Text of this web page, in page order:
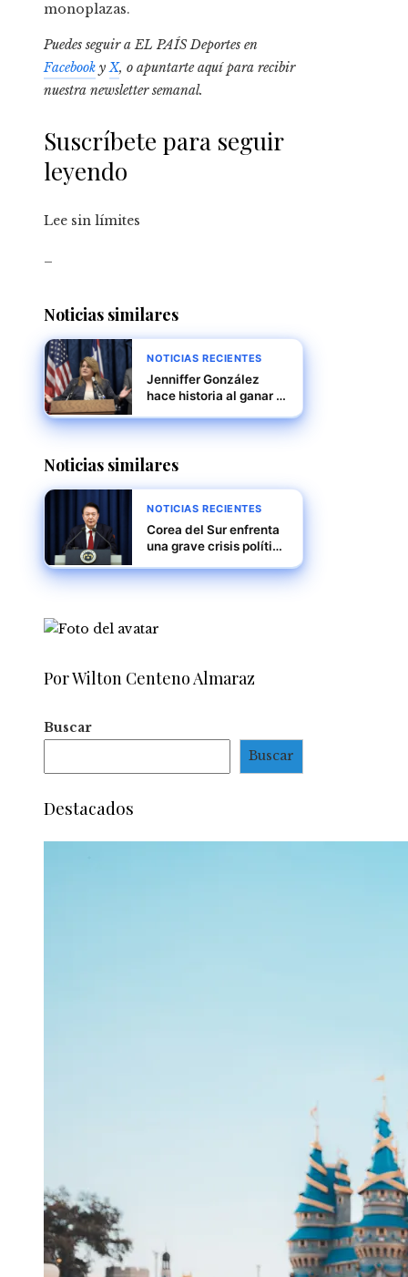
monoplazas.
Puedes seguir a EL PAÍS Deportes en
Facebook yX, o apuntarte aquí para recibir
nuestra newsletter semanal.
Suscríbete para seguir
leyendo
Lee sin límites
Noticias similares
NOTICIAS RECIENTES
Jenniffer González
hace historia al ganar la
Rico en unas
por resultados inéditos
Noticias similares
NOTICIAS RECIENTES
Corea del Sur enfrenta
una grave crisis política
encara juicio político y
Por Wilton Centeno Almaraz
Buscar
Buscar
Destacados